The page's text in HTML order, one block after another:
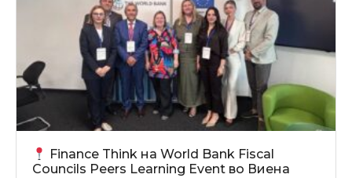
Finance Think на World Bank Fiscal
Councils Peers Learning Event во Виена